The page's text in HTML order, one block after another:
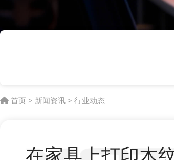
首页 > 新闻资讯 > 行业动态
在家具上打印木